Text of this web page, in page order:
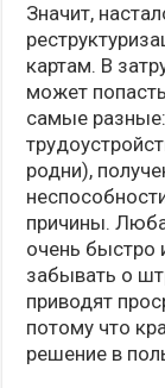
Значит,
картам. В
может
самые
родни),
причины.
очень быстро
забывать о
приводят
потому что
решение в